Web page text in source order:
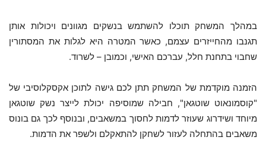
במהלך המשחק תוכלו להשתמש בנשקים מגוונים ויכולות אותן
תגנבו מהחייזרים עצמם, כאשר המטרה היא לגלות את המסתורין
שחבוי בתחנת חלל, עברכם האישי, וכמובן – לשרוד.
הזמנה מוקדמת של המשחק תתן לכם גישה לתוכן אקסקלוסיבי של
"קוסמונאוט שוטגאן", חבילה שמוסיפה יכולת לייצר נשק שוטגאן
מיוחד ושידרוג שעוזר לדמות לחסוך במשאבים, ובנוסף לכך גם בונוס
משאבים בהתחלה לעזור לשחקן להתאקלם ולשפר את הדמות.